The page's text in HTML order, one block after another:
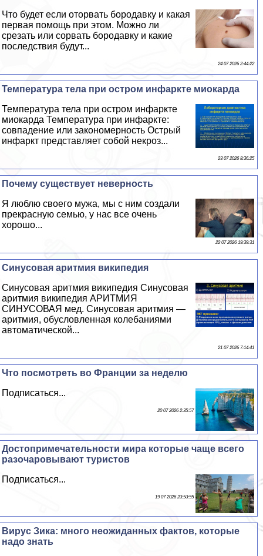
Что будет если оторвать бородавку и какая
первая помощь при этом. Можно ли
срезать или сорвать бородавку и какие
последствия будут...
24 07 2026 2:44:22
Температура тела при остром инфаркте миокарда
Температура тела при остром инфаркте
миокарда Температура при инфаркте:
совпадение или закономерность Острый
инфаркт представляет собой некроз...
23 07 2026 8:36:25
Почему существует неверность
Я люблю своего мужа, мы с ним создали
прекрасную семью, у нас все очень
хорошо...
22 07 2026 19:39:31
Синусовая аритмия википедия
Синусовая аритмия википедия Синусовая
аритмия википедия АРИТМИЯ
СИНУСОВАЯ мед. Синусовая аритмия —
аритмия, обусловленная колебаниями
автоматической...
21 07 2026 7:14:41
Что посмотреть во Франции за неделю
Подписаться...
20 07 2026 2:35:57
Достопримечательности мира которые чаще всего
разочаровывают туристов
Подписаться...
19 07 2026 23:53:55
Вирус Зика: много неожиданных фактов, которые
надо знать